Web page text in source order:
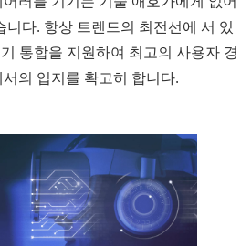
다. 항상 트렌드의 최전선에 서 있
통합을 지원하여 최고의 사용자 경
의 입지를 확고히 합니다.